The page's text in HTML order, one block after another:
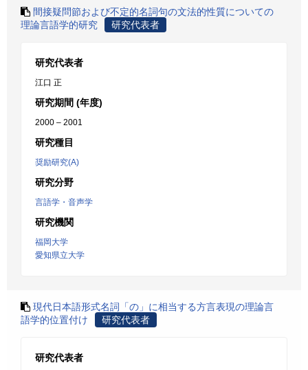
間接疑問節および不定的名詞句の文法的性質についての
理論言語学的研究
研究代表者
研究代表者
江口 正
研究期間 (年度)
2000 – 2001
研究種目
奨励研究(A)
研究分野
言語学・音声学
研究機関
福岡大学
愛知県立大学
現代日本語形式名詞「の」に相当する方言表現の理論言
語学的位置付け
研究代表者
研究代表者